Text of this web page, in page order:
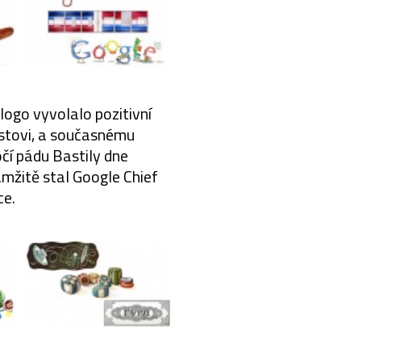
vyvolalo pozitivní
a současnému
pádu Bastily dne
stal Google Chief